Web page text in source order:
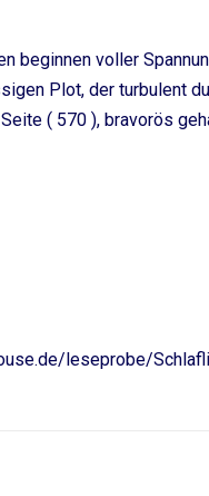
beginnen voller
Plot, der turbulent
( 570 ), bravorös
leseprobe/